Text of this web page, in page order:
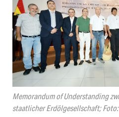
Memorandum of Understanding
staatlicher Erdölgesellschaft;